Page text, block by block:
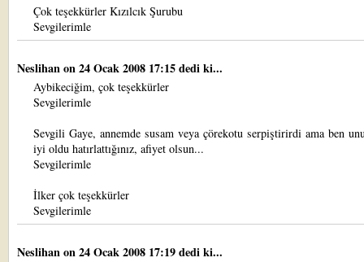
Çok teşekkürler Kızılcık Şurubu
Sevgilerimle
Neslihanon 24 Ocak 2008 17:15 dedi ki...
Aybikeciğim, çok teşekkürler
Sevgilerimle
Sevgili Gaye, annemde susam veya çörekotu serpiştirirdi ama ben
iyi oldu hatırlattığınız, afiyet olsun...
Sevgilerimle
İlker çok teşekkürler
Sevgilerimle
Neslihanon 24 Ocak 2008 17:19 dedi ki...